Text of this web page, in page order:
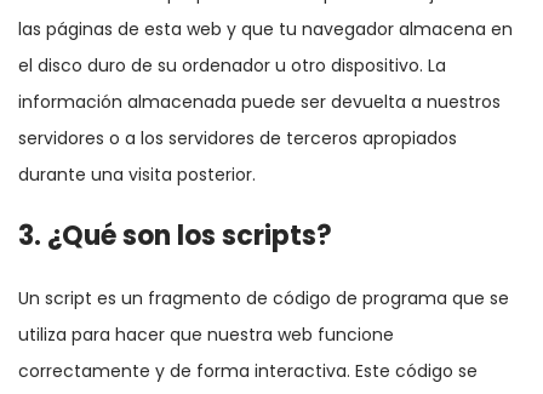
las páginas de esta web y que tu navegador almacena en
el disco duro de su ordenador u otro dispositivo. La
información almacenada puede ser devuelta a nuestros
servidores o a los servidores de terceros apropiados
durante una visita posterior.
3. ¿Qué son los scripts?
Un script es un fragmento de código de programa que se
utiliza para hacer que nuestra web funcione
correctamente y de forma interactiva. Este código se